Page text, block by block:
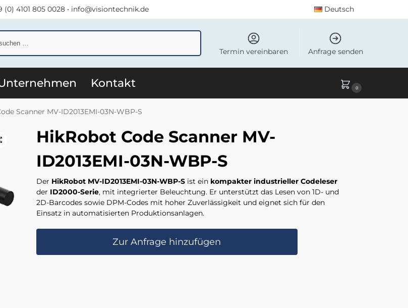
(0) 4101 805 0028 • info@visiontechnik.de Deutsch
Termin vereinbaren Anfrage senden
Kontakt 0
Scanner MV-ID2013EMI-03N-WBP-S
HikRobot Code Scanner MV-
ID2013EMI-03N-WBP-S
Der HikRobot MV-ID2013EMI-03N-WBP-Sist ein kompakter industrieller Codeleser
der ID2000-Serie, mit integrierter Beleuchtung. Er unterstützt das Lesen von 1D- und
2D-Barcodes sowie DPM-Codes mit hoher Zuverlässigkeit und eignet sich für den
Einsatz in automatisierten Produktionsanlagen.
Zur Anfrage hinzufügen